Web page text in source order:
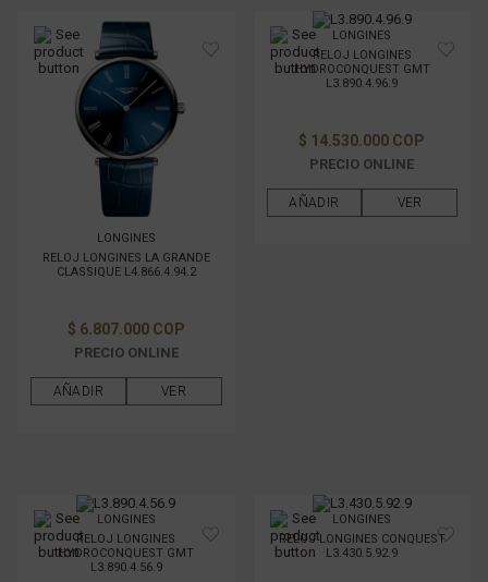
LONGINES
RELOJ LONGINES LA GRANDE
CLASSIQUE L4.866.4.94.2
$ 6.807.000 COP
PRECIO ONLINE
AÑADIR VER
LONGINES
RELOJ LONGINES
HYDROCONQUEST GMT
L3.890.4.96.9
$ 14.530.000 COP
PRECIO ONLINE
AÑADIR VER
LONGINES
RELOJ LONGINES
HYDROCONQUEST GMT
L3.890.4.56.9
LONGINES
RELOJ LONGINES CONQUEST
L3.430.5.92.9